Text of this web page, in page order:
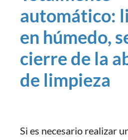
automático:
en húmedo,
cierre de la
de limpieza
Si es necesario realizar